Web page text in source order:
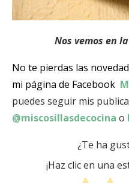
Nos vemos en
No te pierdas las
mi página de Facebook
puedes seguir mis
@miscosillasdecocina o
¿Te ha
¡Haz clic en una